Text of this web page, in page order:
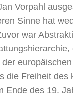
Vorpahl
Sinne hat
war
die Freiheit des
Ende des 19.